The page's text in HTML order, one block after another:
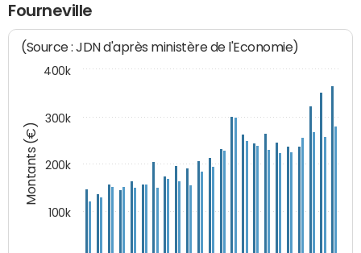
Fourneville
Montants (€)
(Source : JDN d'après ministère de l'Economie)
100k
200k
300k
400k